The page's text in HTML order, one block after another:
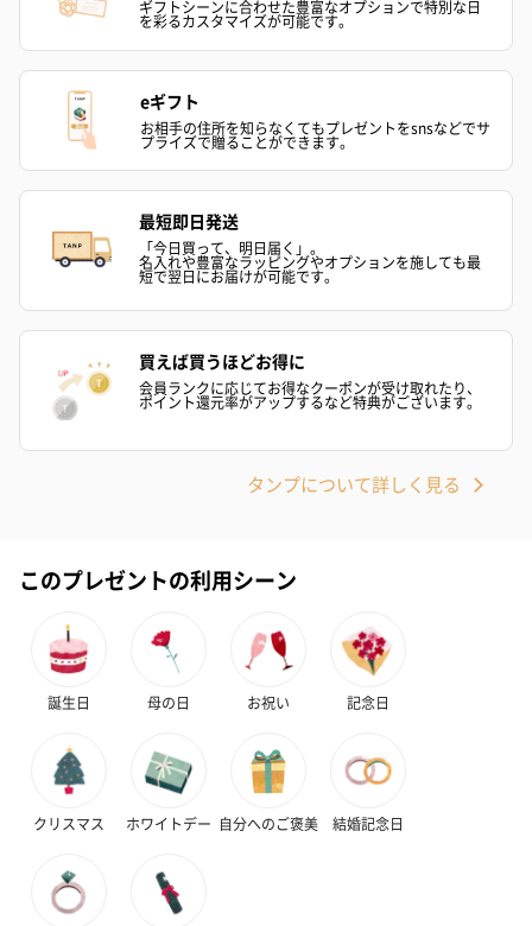
お酒を同梱してお届けいたします。
※20歳未満の方への酒類の販売はいたしません。
プレミアムビール イネ
ディット（712円）
実楽山田錦 特別純米
酒（655円）
ジョニ－ウ
円）
いぶりがっことチーズ
のオイル漬（981円）
ごろっとうまみ チーズ
のオイル漬（塩麹&レモ
ン）（981円）
ギフトシーンに合わせた豊富なオプションで特別な日
を彩るカスタマイズが可能です。
eギフト
お相手の住所を知らなくてもプレゼントをsnsなどでサ
プライズで贈ることができます。
最短即日発送
「今日買って、明日届く」。
名入れや豊富なラッピングやオプションを施しても最
短で翌日にお届けが可能です。
買えば買うほどお得に
会員ランクに応じてお得なクーポンが受け取れたり、
ポイント還元率がアップするなど特典がございます。
タンプについて詳しく見る
このプレゼントの利用シーン
誕生日 母の日 お祝い 記念日
クリスマス ホワイトデー 自分へのご褒美 結婚記念日